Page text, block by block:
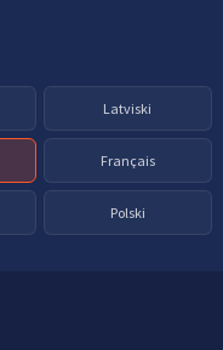
Latviski
Français
Polski